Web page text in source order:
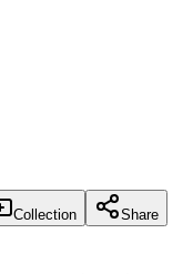
Collection Share